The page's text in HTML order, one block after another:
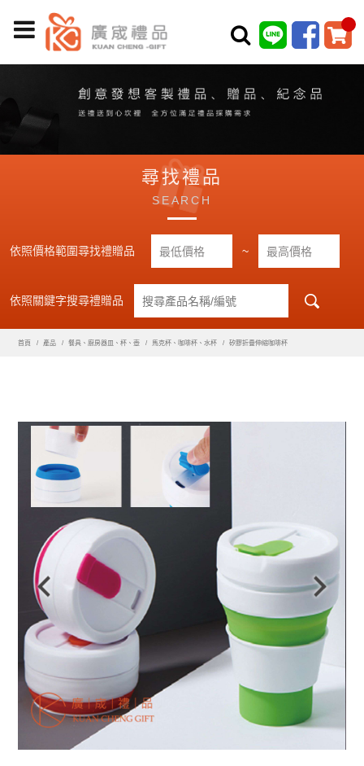
尋找禮品
SEARCH
依照價格範圍尋找禮贈品 ~
依照關鍵字搜尋禮贈品
首頁 產品 餐具、廚房器皿、杯、壺 馬克杯、咖啡杯、水杯 矽膠折疊伸縮咖啡杯